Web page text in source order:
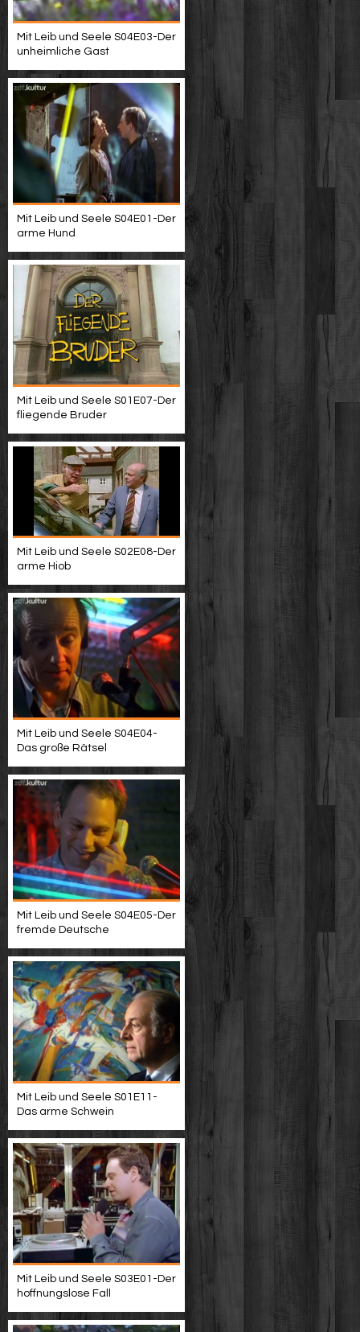
Mit Leib und Seele S04E03-Der
unheimliche Gast
Mit Leib und Seele S04E01-Der
arme Hund
Mit Leib und Seele S01E07-Der
fliegende Bruder
Mit Leib und Seele S02E08-Der
arme Hiob
Mit Leib und Seele S04E04-
Das große Rätsel
Mit Leib und Seele S04E05-Der
fremde Deutsche
Mit Leib und Seele S01E11-
Das arme Schwein
Mit Leib und Seele S03E01-Der
hoffnungslose Fall